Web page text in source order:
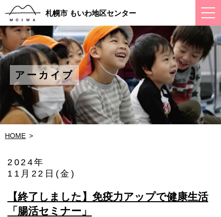
札幌市 もいわ地区センター
アーカイブ
HOME
2024年
11月22日(金)
【終了しました】免疫力アップで健康生活
「腸活セミナー」
ス
マ
ー
ト
フ
ォ
メ
ニ
ュ
ー